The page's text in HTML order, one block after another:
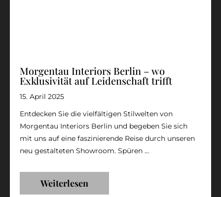
Morgentau Interiors Berlin – wo
Exklusivität auf Leidenschaft trifft
15. April 2025
Entdecken Sie die vielfältigen Stilwelten von
Morgentau Interiors Berlin und begeben Sie sich
mit uns auf eine faszinierende Reise durch unseren
neu gestalteten Showroom. Spüren ...
Weiterlesen